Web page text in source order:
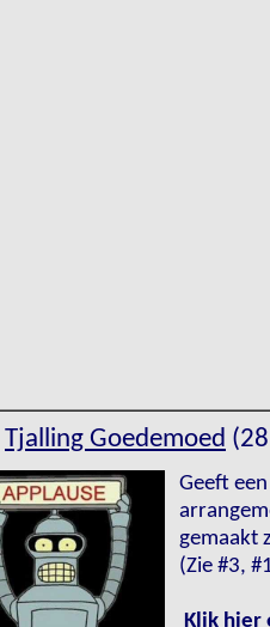
Tjalling Goedemoed
Geeft
gemaakt
(Zie #3,
Klik hier